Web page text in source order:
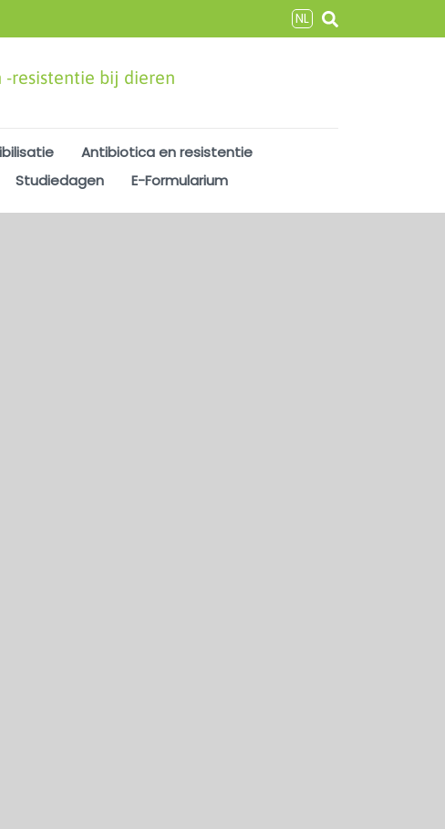
NL
resistentie bij dieren
Antibiotica en resistentie
Studiedagen E-Formularium